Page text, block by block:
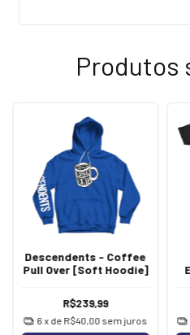
Produtos
Descendents - Coffee
Pull Over [Soft Hoodie]
R$239,99
6x de R$40,00 sem juros